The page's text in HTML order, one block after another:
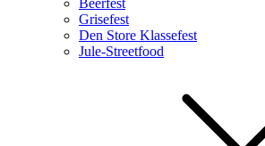
Beerfest
Grisefest
Den Store Klassefest
Jule-Streetfood